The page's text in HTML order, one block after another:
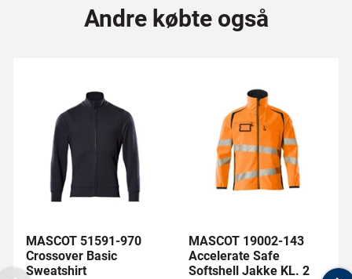
Andre købte også
MASCOT 51591-970
Crossover Basic
Sweatshirt
MASCOT 19002-143
Accelerate Safe
Softshell Jakke KL. 2